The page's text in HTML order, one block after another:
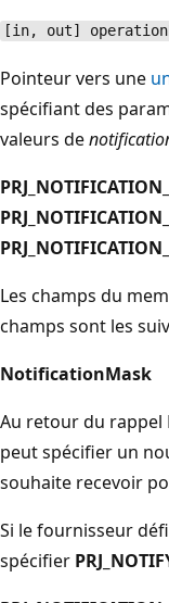
[in, out]
Pointeur vers une
spécifiant des
valeurs de
Les champs du
champs sont les
NotificationMask
Au retour du rappel
peut spécifier un
souhaite recevoir
Si le fournisseur
spécifier